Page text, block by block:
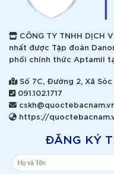
CÔNG TY TNHH DỊCH
nhất được Tập đoàn
phối chính thức Aptamil
Số 7C, Đường 2, Xã Sóc
091.102.1717
https://
ĐĂNG KÝ